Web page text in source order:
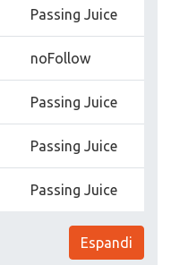
Passing Juice
noFollow
Passing Juice
Passing Juice
Passing Juice
Espandi